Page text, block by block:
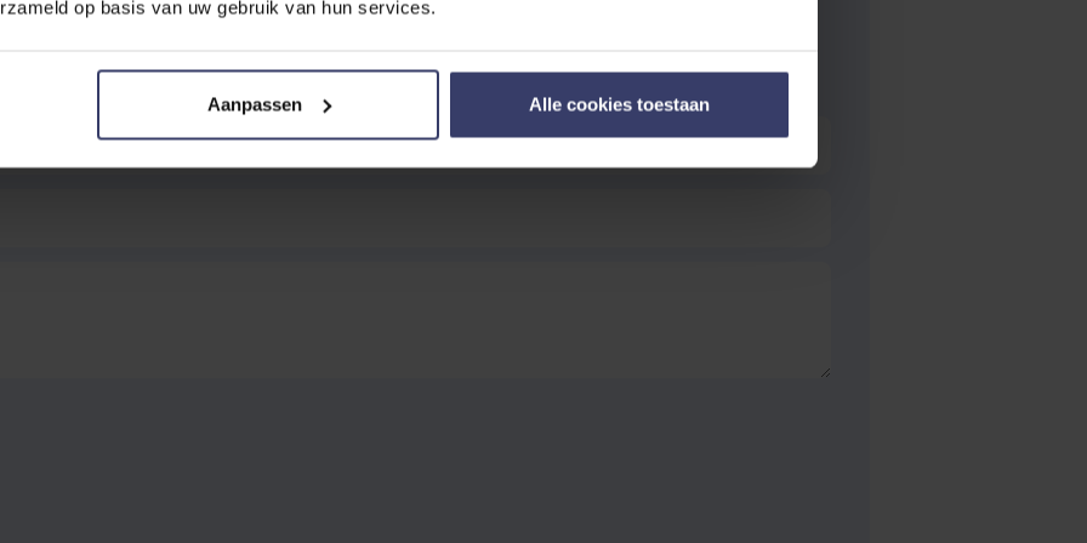
op basis van uw gebruik van hun services.
Aanpassen Alle cookies toestaan
Rope Halfter